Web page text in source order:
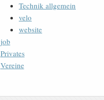
Technik allgemein
velo
website
job
Privates
Vereine